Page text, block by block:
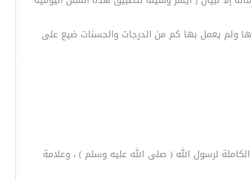
ولم يعمل بها كم من الدرجات والحسنات ضيع على
لرسول الله ( صلى الله عليه وسلم ) ، وعلامة